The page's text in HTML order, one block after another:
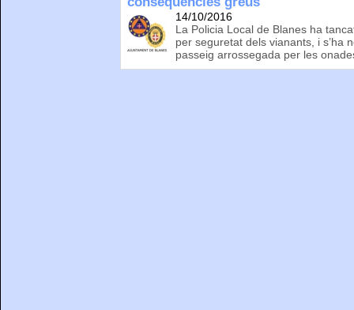
14/10/2016
La Policia Local de Blanes ha
per seguretat dels vianants, i s’ha
passeig arrossegada per les